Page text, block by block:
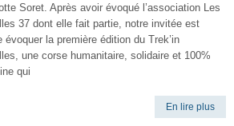
Soret. Après avoir évoqué l’association Les
37 dont elle fait partie, notre invitée est
évoquer la première édition du Trek’in
une corse humanitaire, solidaire et 100%
qui
En lire plus